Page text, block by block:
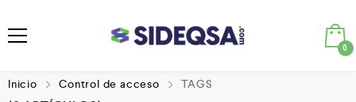
0
Inicio Control de acceso TAGS